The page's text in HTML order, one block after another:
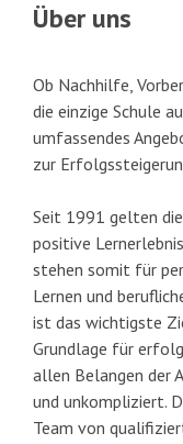
Über uns
Ob Nachhilfe,
die einzige Schule
umfassendes
zur
Seit 1991 gelten
positive
stehen somit für
Lernen und
ist das wichtigste
Grundlage für
allen Belangen der
und unkompliziert.
Team von